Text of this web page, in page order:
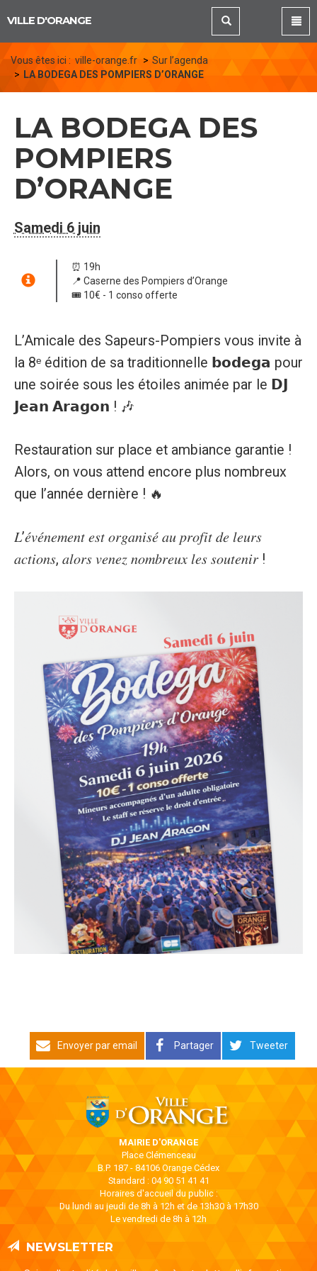
VILLE D'ORANGE
Vous êtes ici : ville-orange.fr
Sur l’agenda
LA BODEGA DES POMPIERS D’ORANGE
LA BODEGA DES
POMPIERS
D’ORANGE
Samedi 6 juin
⏰ 19h
📍 Caserne des Pompiers d’Orange
🎟️ 10€ - 1 conso offerte
L’Amicale des Sapeurs-Pompiers vous invite à
la 8ᵉ édition de sa traditionnelle 𝗯𝗼𝗱𝗲𝗴𝗮 pour
une soirée sous les étoiles animée par le 𝗗𝗝
𝗝𝗲𝗮𝗻 𝗔𝗿𝗮𝗴𝗼𝗻 ! 🎶
Restauration sur place et ambiance garantie !
Alors, on vous attend encore plus nombreux
que l’année dernière ! 🔥
𝐿’𝑒́𝑣𝑒́𝑛𝑒𝑚𝑒𝑛𝑡 𝑒𝑠𝑡 𝑜𝑟𝑔𝑎𝑛𝑖𝑠𝑒́ 𝑎𝑢 𝑝𝑟𝑜𝑓𝑖𝑡 𝑑𝑒 𝑙𝑒𝑢𝑟𝑠
𝑎𝑐𝑡𝑖𝑜𝑛𝑠, 𝑎𝑙𝑜𝑟𝑠 𝑣𝑒𝑛𝑒𝑧 𝑛𝑜𝑚𝑏𝑟𝑒𝑢𝑥 𝑙𝑒𝑠 𝑠𝑜𝑢𝑡𝑒𝑛𝑖𝑟 !
Envoyer par email Partager Tweeter
MAIRIE D'ORANGE
Place Clémenceau
B.P. 187 - 84106 Orange Cédex
Standard : 04 90 51 41 41
Horaires d'accueil du public :
Du lundi au jeudi de 8h à 12h et de 13h30 à 17h30
Le vendredi de 8h à 12h
NEWSLETTER